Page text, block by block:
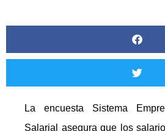
La encuesta Sistema
Salarial asegura que los